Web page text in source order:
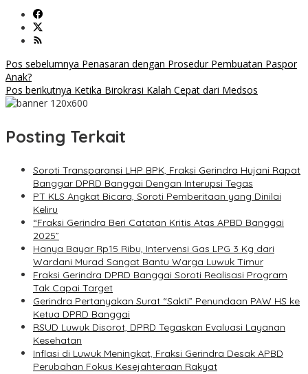
Navigasi
pos
Pos sebelumnya Penasaran dengan Prosedur Pembuatan Paspor
Anak?
Pos berikutnya Ketika Birokrasi Kalah Cepat dari Medsos
Posting Terkait
Soroti Transparansi LHP BPK, Fraksi Gerindra Hujani Rapat
Banggar DPRD Banggai Dengan Interupsi Tegas
PT KLS Angkat Bicara, Soroti Pemberitaan yang Dinilai
Keliru
“Fraksi Gerindra Beri Catatan Kritis Atas APBD Banggai
2025”
Hanya Bayar Rp15 Ribu, Intervensi Gas LPG 3 Kg dari
Wardani Murad Sangat Bantu Warga Luwuk Timur
Fraksi Gerindra DPRD Banggai Soroti Realisasi Program
Tak Capai Target
Gerindra Pertanyakan Surat “Sakti” Penundaan PAW HS ke
Ketua DPRD Banggai
RSUD Luwuk Disorot, DPRD Tegaskan Evaluasi Layanan
Kesehatan
Inflasi di Luwuk Meningkat, Fraksi Gerindra Desak APBD
Perubahan Fokus Kesejahteraan Rakyat